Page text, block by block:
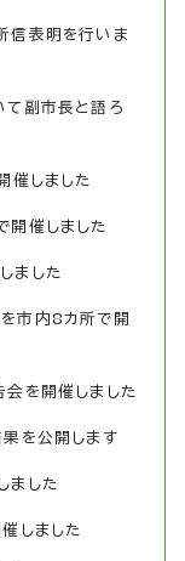
信表明を行いま
て副市長と語ろ
催しました
催しました
ました
市内8カ所で開
を開催しました
を公開します
ました
しました